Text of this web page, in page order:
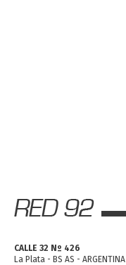
CALLE 32 Nº 426
La Plata - BS AS - ARGENTINA